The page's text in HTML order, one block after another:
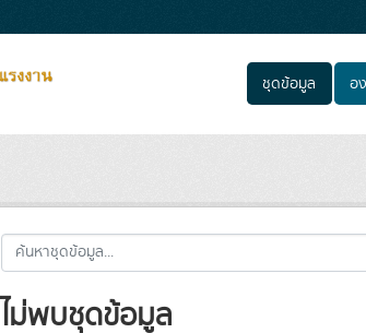
ชุดข้อมูล อ
ไม่พบชุดข้อมูล